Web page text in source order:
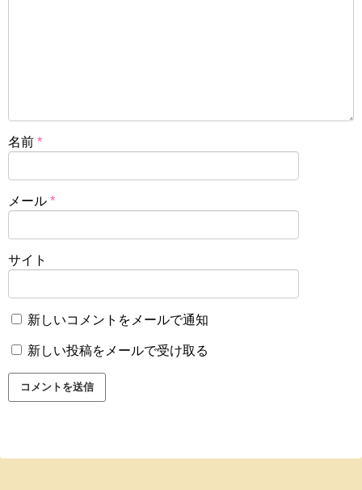
名前 *
メール *
サイト
新しいコメントをメールで通知
新しい投稿をメールで受け取る